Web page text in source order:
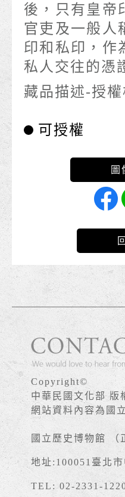
後，只有皇帝
官吏及一般人
印和私印，作
私人交往的憑
藏品描述-授權
可授權
Copyright©
中華民國文化部 版
網站資料內容為國
國立歷史博物館 （
地址:100051臺北
TEL: 02-2331-